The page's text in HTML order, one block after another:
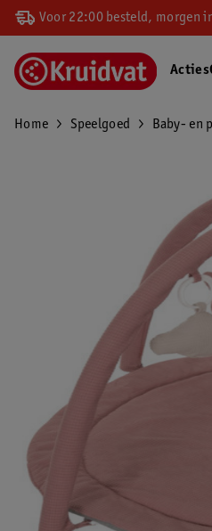
Voor 22:00 besteld, morgen
Acties
Home Speelgoed Baby- en